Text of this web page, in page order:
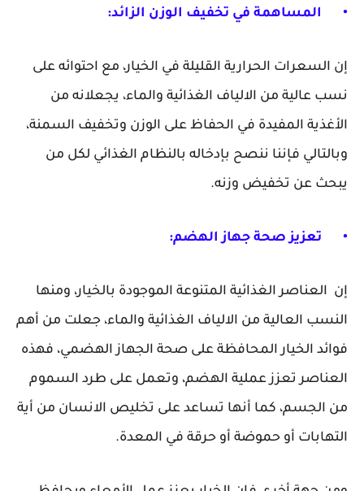
• المساهمة في تخفيف الوزن الزائد:
إن السعرات الحرارية القليلة في الخيار، مع احتوائه على
نسب عالية من الالياف الغذائية والماء، يجعلانه من
الأغذية المفيدة في الحفاظ على الوزن وتخفيف السمنة،
وبالتالي فإننا ننصح بإدخاله بالنظام الغذائي لكل من
يبحث عن تخفيض وزنه.
• تعزيز صحة جهاز الهضم:
إن العناصر الغذائية المتنوعة الموجودة بالخيار، ومنها
النسب العالية من الالياف الغذائية والماء، جعلت من أهم
فوائد الخيار المحافظة على صحة الجهاز الهضمي، فهذه
العناصر تعزز عملية الهضم، وتعمل على طرد السموم
من الجسم، كما أنها تساعد على تخليص الانسان من أية
التهابات أو حموضة أو حرقة في المعدة.